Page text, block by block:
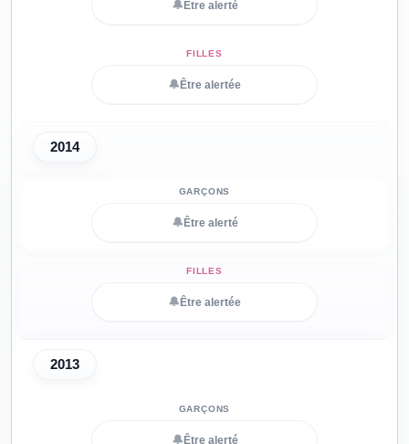
🔔 Être alerté
🔔 Être alertée
2014
🔔 Être alerté
🔔 Être alertée
2013
🔔 Être alerté